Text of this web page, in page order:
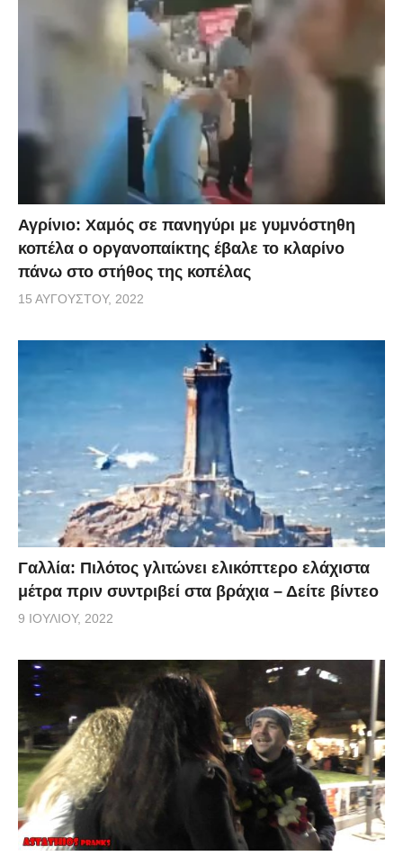
Αγρίνιο: Χαμός σε πανηγύρι με γυμνόστηθη
κοπέλα ο οργανοπαίκτης έβαλε το κλαρίνο
πάνω στο στήθος της κοπέλας
15 ΑΥΓΟΎΣΤΟΥ, 2022
Γαλλία: Πιλότος γλιτώνει ελικόπτερο ελάχιστα
μέτρα πριν συντριβεί στα βράχια – Δείτε βίντεο
9 ΙΟΥΛΊΟΥ, 2022